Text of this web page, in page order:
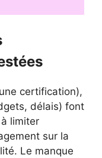
certification),
délais) font
limiter
sur la
Le manque